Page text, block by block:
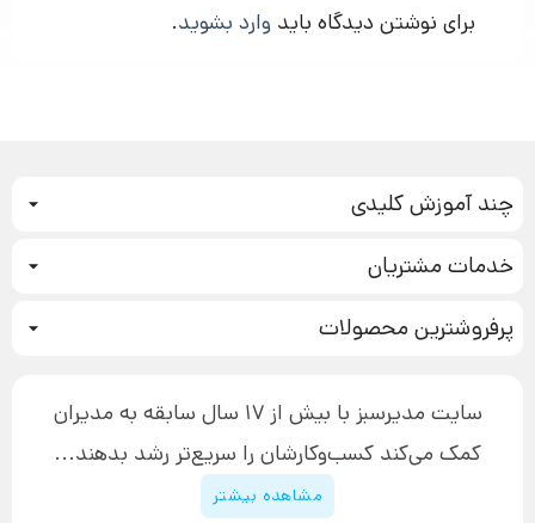
برای نوشتن دیدگاه باید وارد بشوید.
چند آموزش کلیدی
بازاریابی عصبی
تبلیغ نویسی
افزایش عملکرد
چگونه کتاب بنویسیم
دوره اینستاگرام
خدمات مشتریان
آموزش دسترسی به دانلود فایل‌ها
پیگیری سفارش
پشتیبانی
قوانین و مقررات سایت
پرفروشترین محصولاتدوره جدید سیستم سازی
سایت مدیرسبز با بیش از 17 سال سابقه به مدیران
کمک می‌کند کسب‌و‌کارشان را سریع‌تر رشد بدهند...
مشاهده بیشتر